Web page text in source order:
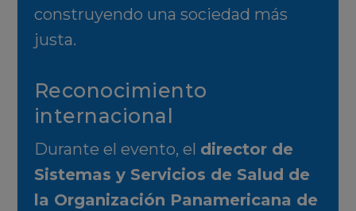
construyendo una sociedad más
justa.
Reconocimiento
internacional
Durante el evento, el director de
Sistemas y Servicios de Salud de
la Organización Panamericana de